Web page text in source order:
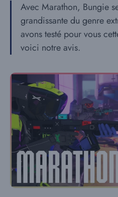
Avec Marathon, Bungie
grandissante du genre
avons testé pour vous
voici notre avis.